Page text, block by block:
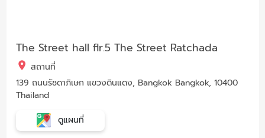
The Street hall flr.5 The Street Ratchada
สถานที่
139 ถนนรัชดาภิเษก แขวงดินแดง, Bangkok Bangkok, 10400
Thailand
ดูแผนที่